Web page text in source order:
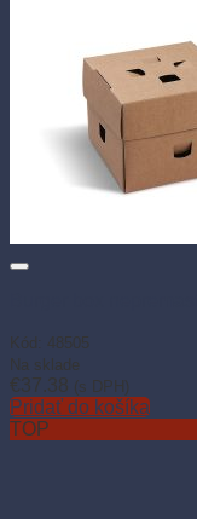
Kód: 48505
Na sklade
€37.38 (s DPH)
Pridať do košíka
TOP